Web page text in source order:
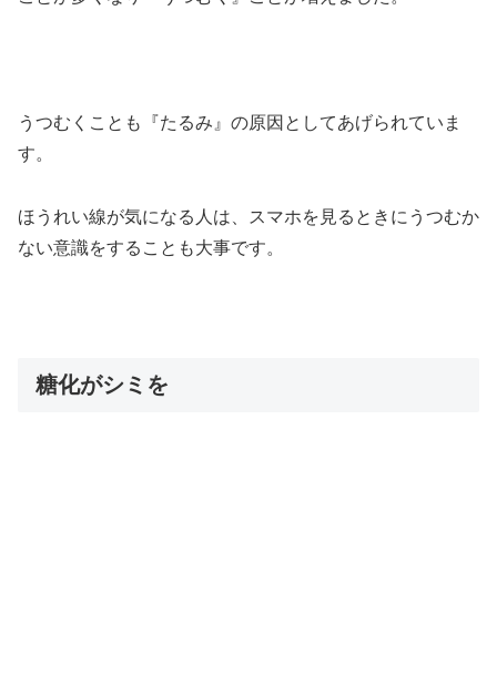
うつむくことも『たるみ』の原因としてあげられていま
す。
ほうれい線が気になる人は、スマホを見るときにうつむか
ない意識をすることも大事です。
糖化がシミを